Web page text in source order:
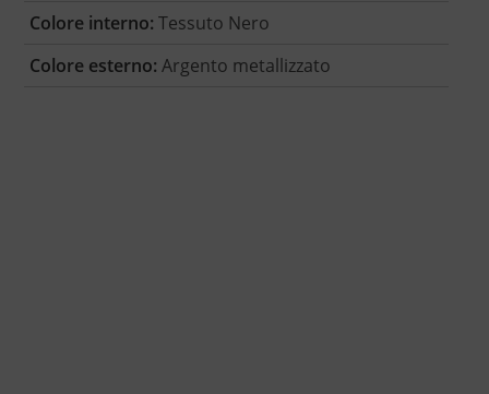
Colore interno: Tessuto Nero
Colore esterno: Argento metallizzato